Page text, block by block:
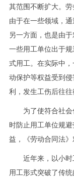
其范围不断扩大。
由于在一些领域，
另一方面，也是由
一些用工单位出于
式用工。在实际中
动保护等权益受到
利，发生工伤后往往
为了使符合社会
时防止用工单位规
益，《劳动合同法》
近年来，以小时
用工形式突破了传